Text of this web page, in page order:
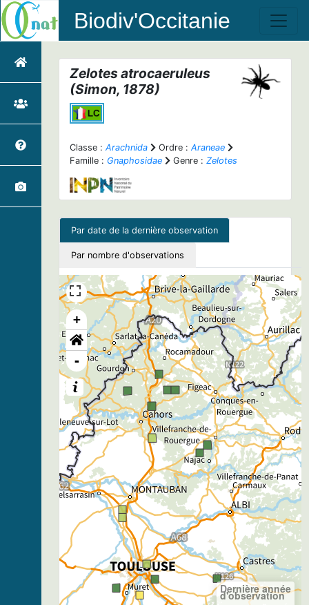
Biodiv'Occitanie
Zelotes atrocaeruleus
(Simon, 1878)
Classe : Arachnida Ordre : Araneae
Famille : Gnaphosidae Genre : Zelotes
Par date de la dernière observation
Par nombre d'observations
+
-
Dernière année
d'observation